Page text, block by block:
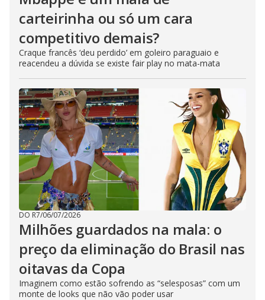
carteirinha ou só um cara
competitivo demais?
Craque francês ‘deu perdido’ em goleiro paraguaio e
reacendeu a dúvida se existe fair play no mata-mata
DO R7/06/07/2026
Milhões guardados na mala: o
preço da eliminação do Brasil nas
oitavas da Copa
Imaginem como estão sofrendo as “selesposas” com um
monte de looks que não vão poder usar